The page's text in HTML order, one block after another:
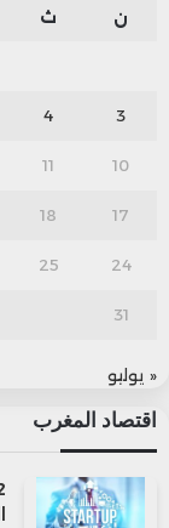
ن ث
3
4
10
11
17
18
24
25
31
« يوليو
اقتصاد المغرب